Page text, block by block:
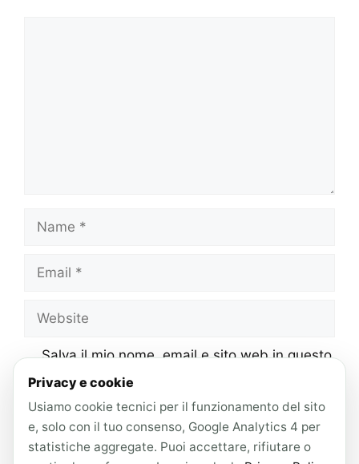
Salva il mio nome, email e sito web in questo
browser per la prossima volta che
commento.
Privacy e cookie
Usiamo cookie tecnici per il funzionamento del sito
e, solo con il tuo consenso, Google Analytics 4 per
statistiche aggregate. Puoi accettare, rifiutare o